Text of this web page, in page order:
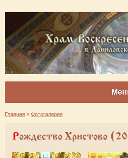
Главная » Фотогалерея
Рождество Христово